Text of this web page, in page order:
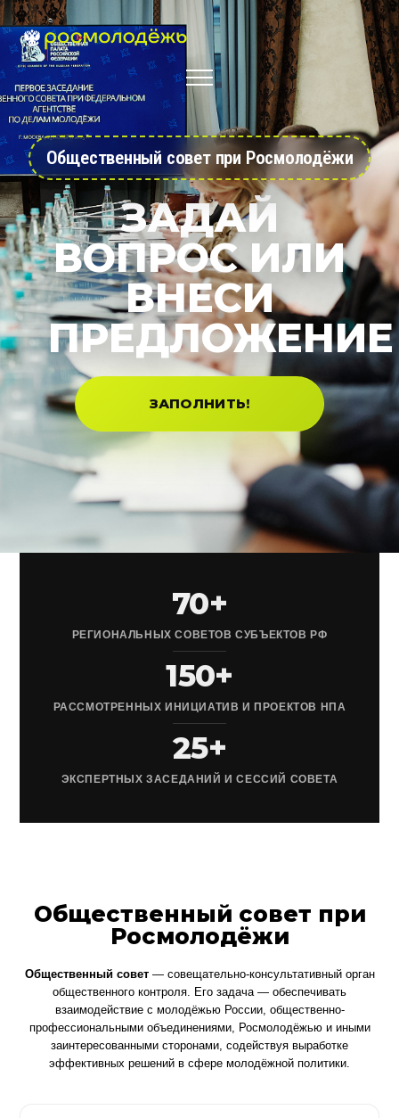
Общественный совет при Росмолодёжи
ЗАДАЙ
ВОПРОС ИЛИ
ВНЕСИ
ПРЕДЛОЖЕНИЕ
ЗАПОЛНИТЬ!
70+
РЕГИОНАЛЬНЫХ СОВЕТОВ СУБЪЕКТОВ РФ
150+
РАССМОТРЕННЫХ ИНИЦИАТИВ И ПРОЕКТОВ НПА
25+
ЭКСПЕРТНЫХ ЗАСЕДАНИЙ И СЕССИЙ СОВЕТА
Общественный совет при
Росмолодёжи
Общественный совет— совещательно-консультативный орган
общественного контроля. Его задача — обеспечивать
взаимодействие с молодёжью России, общественно-
профессиональными объединениями, Росмолодёжью и иными
заинтересованными сторонами, содействуя выработке
эффективных решений в сфере молодёжной политики.